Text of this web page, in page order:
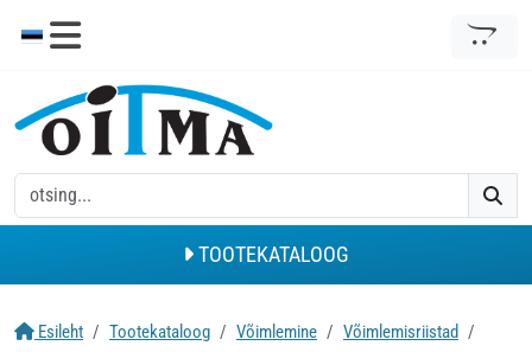
TOOTEKATALOOG
Esileht Tootekataloog Võimlemine Võimlemisriistad